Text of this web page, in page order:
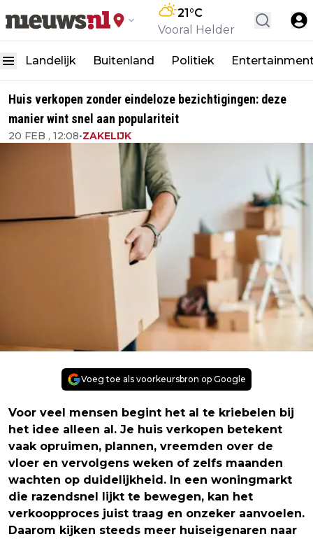
21°C
Vooral Helder
Landelijk Buitenland Politiek
Huis verkopen zonder eindeloze bezichtigingen: deze
manier wint snel aan populariteit
20 FEB , 12:08•ZAKELIJK
Voeg toe als voorkeursbron op Google
Voor veel mensen begint het al te kriebelen bij
het idee alleen al. Je huis verkopen betekent
vaak opruimen, plannen, vreemden over de
vloer en vervolgens weken of zelfs maanden
wachten op duidelijkheid. In een woningmarkt
die razendsnel lijkt te bewegen, kan het
verkoopproces juist traag en onzeker aanvoelen.
Daarom kijken steeds meer huiseigenaren naar